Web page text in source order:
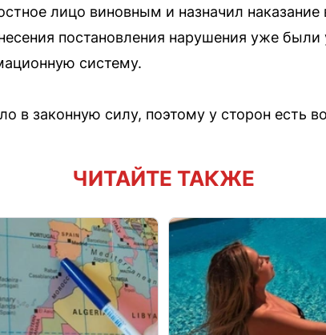
лицо виновным и назначил
постановления нарушения уже
систему.
в законную силу, поэтому у сторон есть
ЧИТАЙТЕ ТАКЖЕ